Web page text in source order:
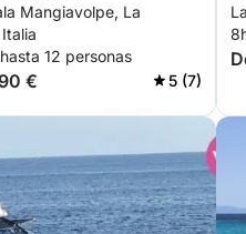
Mangiavolpe, La
12 personas
€ 5 (7)